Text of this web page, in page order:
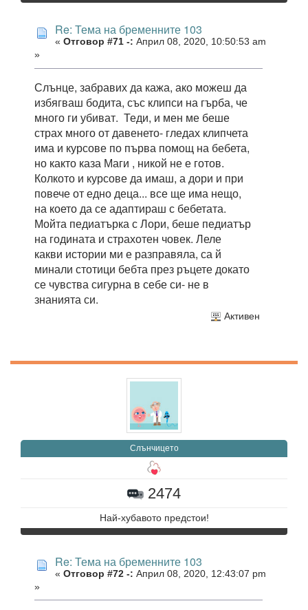
Re: Тема на бременните 103
« Отговор #71 -: Април 08, 2020, 10:50:53 am
»
Слънце, забравих да кажа, ако можеш да
избягваш бодита, със клипси на гърба, че
много ги убиват. Теди, и мен ме беше
страх много от давенето- гледах клипчета
има и курсове по първа помощ на бебета,
но както каза Маги , никой не е готов.
Колкото и курсове да имаш, а дори и при
повече от едно деца... все ще има нещо,
на което да се адаптираш с бебетата.
Мойта педиатърка с Лори, беше педиатър
на годината и страхотен човек. Леле
какви истории ми е разправяла, са й
минали стотици бебта през ръцете докато
се чувства сигурна в себе си- не в
знанията си.
Активен
Слънчицето
2474
Най-хубавото предстои!
Re: Тема на бременните 103
« Отговор #72 -: Април 08, 2020, 12:43:07 pm
»